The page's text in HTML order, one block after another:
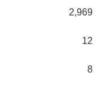
2,969
12
8